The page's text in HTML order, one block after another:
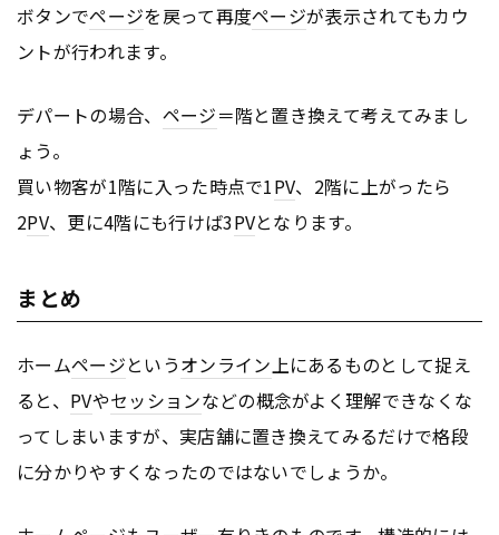
ボタンでページを戻って再度ページが表示されてもカウ
ントが行われます。
デパートの場合、 ページ＝階と置き換えて考えてみまし
ょう。
買い物客が1階に入った時点で1PV、2階に上がったら
2PV、更に4階にも行けば3PVとなります。
まとめ
ホームページというオンライン 上にあるものとして捉え
ると、 PVやセッションなどの概念がよく理解できなくな
ってしまいますが、実店舗に置き換えてみるだけで格段
に分かりやすくなったのではないでしょうか。